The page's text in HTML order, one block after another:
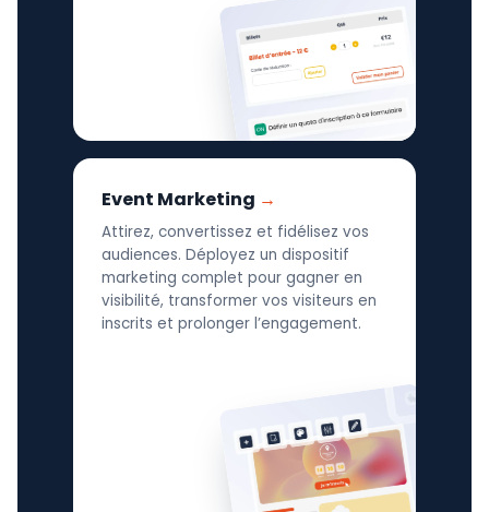
Event Marketing
Attirez, convertissez et fidélisez vos
audiences. Déployez un dispositif
marketing complet pour gagner en
visibilité, transformer vos visiteurs en
inscrits et prolonger l’engagement.